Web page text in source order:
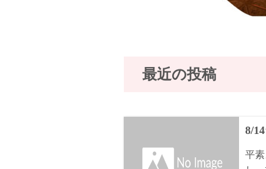
最近の投稿
8/
平